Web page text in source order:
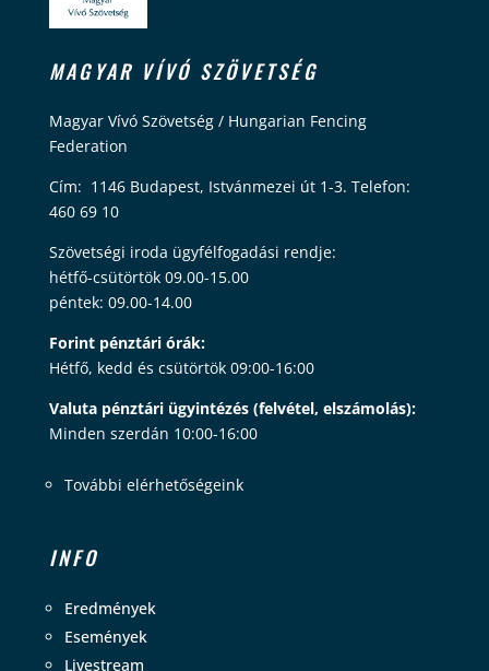
MAGYAR VÍVÓ SZÖVETSÉG
Magyar Vívó Szövetség / Hungarian Fencing
Federation
Cím: 1146 Budapest, Istvánmezei út 1-3. Telefon:
460 69 10
Szövetségi iroda ügyfélfogadási rendje:
hétfő-csütörtök 09.00-15.00
péntek: 09.00-14.00
Forint pénztári órák:
Hétfő, kedd és csütörtök 09:00-16:00
Valuta pénztári ügyintézés (felvétel, elszámolás):
Minden szerdán 10:00-16:00
További elérhetőségeink
INFO
Eredmények
Események
Livestream